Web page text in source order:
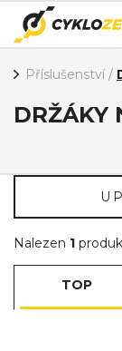
Příslušenství /
DRŽÁKY
Nalezen 1
TOP